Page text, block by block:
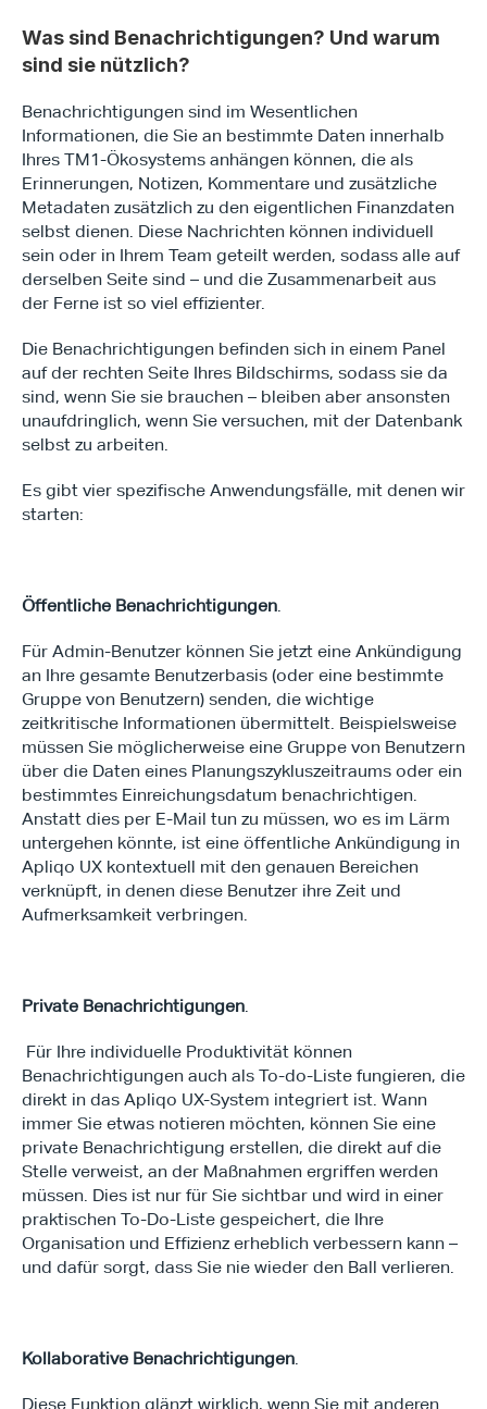
Was sind Benachrichtigungen? Und warum
sind sie nützlich?
Benachrichtigungen sind im Wesentlichen
Informationen, die Sie an bestimmte Daten innerhalb
Ihres TM1-Ökosystems anhängen können, die als
Erinnerungen, Notizen, Kommentare und zusätzliche
Metadaten zusätzlich zu den eigentlichen Finanzdaten
selbst dienen. Diese Nachrichten können individuell
sein oder in Ihrem Team geteilt werden, sodass alle auf
derselben Seite sind – und die Zusammenarbeit aus
der Ferne ist so viel effizienter.
Die Benachrichtigungen befinden sich in einem Panel
auf der rechten Seite Ihres Bildschirms, sodass sie da
sind, wenn Sie sie brauchen – bleiben aber ansonsten
unaufdringlich, wenn Sie versuchen, mit der Datenbank
selbst zu arbeiten.
Es gibt vier spezifische Anwendungsfälle, mit denen wir
starten:
Öffentliche Benachrichtigungen.
Für Admin-Benutzer können Sie jetzt eine Ankündigung
an Ihre gesamte Benutzerbasis (oder eine bestimmte
Gruppe von Benutzern) senden, die wichtige
zeitkritische Informationen übermittelt. Beispielsweise
müssen Sie möglicherweise eine Gruppe von Benutzern
über die Daten eines Planungszykluszeitraums oder ein
bestimmtes Einreichungsdatum benachrichtigen.
Anstatt dies per E-Mail tun zu müssen, wo es im Lärm
untergehen könnte, ist eine öffentliche Ankündigung in
Apliqo UX kontextuell mit den genauen Bereichen
verknüpft, in denen diese Benutzer ihre Zeit und
Aufmerksamkeit verbringen.
Private Benachrichtigungen.
Benachrichtigungen auch als To-do-Liste fungieren, die
direkt in das Apliqo UX-System integriert ist. Wann
immer Sie etwas notieren möchten, können Sie eine
private Benachrichtigung erstellen, die direkt auf die
Stelle verweist, an der Maßnahmen ergriffen werden
müssen. Dies ist nur für Sie sichtbar und wird in einer
praktischen To-Do-Liste gespeichert, die Ihre
Organisation und Effizienz erheblich verbessern kann –
und dafür sorgt, dass Sie nie wieder den Ball verlieren.
Kollaborative Benachrichtigungen.
Diese Funktion glänzt wirklich, wenn Sie mit anderen